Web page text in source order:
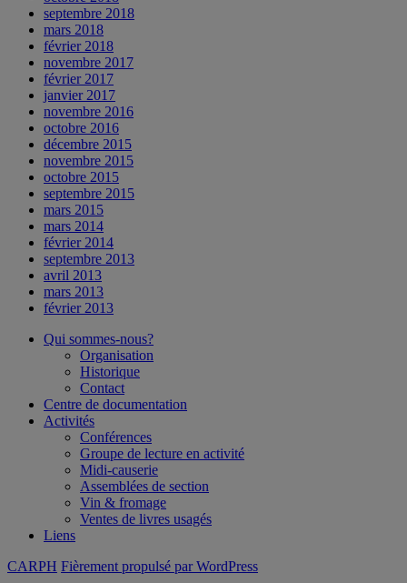
septembre 2018
mars 2018
février 2018
novembre 2017
février 2017
janvier 2017
novembre 2016
octobre 2016
décembre 2015
novembre 2015
octobre 2015
septembre 2015
mars 2015
mars 2014
février 2014
septembre 2013
avril 2013
mars 2013
février 2013
Qui sommes-nous?
Organisation
Historique
Contact
Centre de documentation
Activités
Conférences
Groupe de lecture en activité
Midi-causerie
Assemblées de section
Vin & fromage
Ventes de livres usagés
Liens
CARPH Fièrement propulsé par WordPress